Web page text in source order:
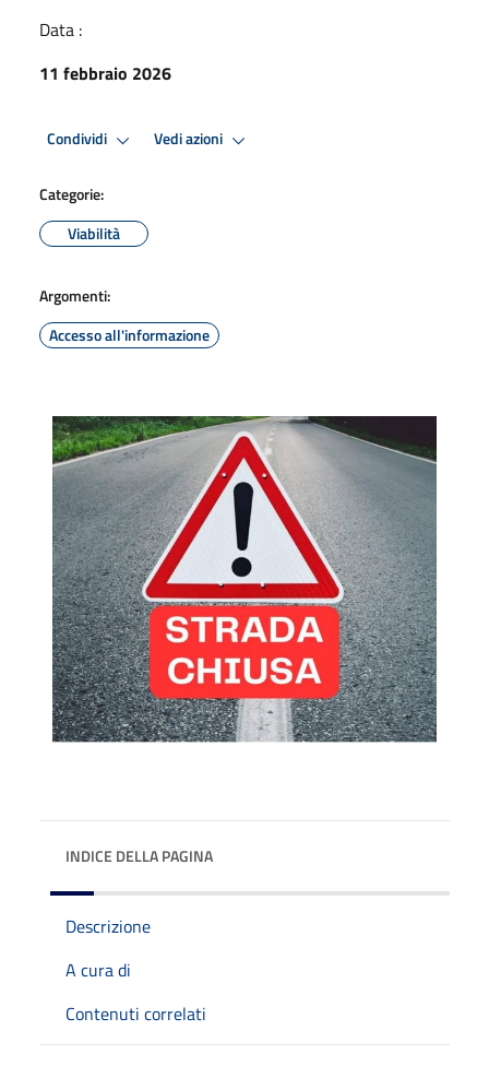
Data :
11 febbraio 2026
Condividi Vedi azioni
Categorie:
Viabilità
Argomenti:
Accesso all'informazione
INDICE DELLA PAGINA
Descrizione
A cura di
Contenuti correlati